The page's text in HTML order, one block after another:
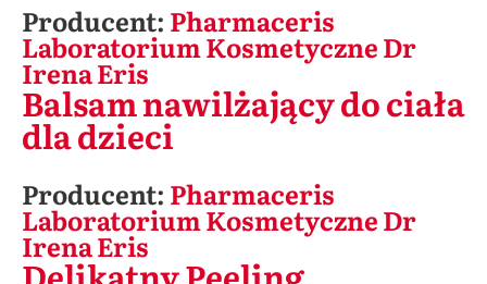
Producent: Pharmaceris
Laboratorium Kosmetyczne Dr
Irena Eris
Balsam nawilżający do ciała
dla dzieci
Producent: Pharmaceris
Laboratorium Kosmetyczne Dr
Irena Eris